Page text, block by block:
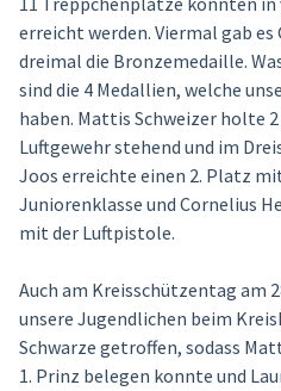
erreicht werden. Viermal gab
dreimal die Bronzemedaille.
sind die 4 Medallien, welche
haben. Mattis Schweizer holte
Luftgewehr stehend und im
Joos erreichte einen 2. Platz
Juniorenklasse und Cornelius
mit der Luftpistole.
Auch am Kreisschützentag am
unsere Jugendlichen beim
Schwarze getroffen, sodass
1. Prinz belegen konnte und